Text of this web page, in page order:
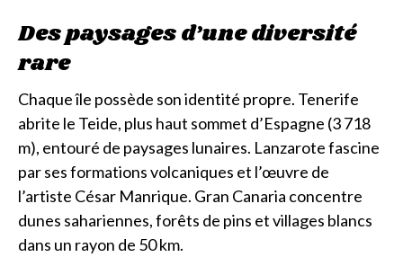
Des paysages d’une diversité
rare
Chaque île possède son identité propre. Tenerife
abrite le Teide, plus haut sommet d’Espagne (3 718
m), entouré de paysages lunaires. Lanzarote fascine
par ses formations volcaniques et l’œuvre de
l’artiste César Manrique. Gran Canaria concentre
dunes sahariennes, forêts de pins et villages blancs
dans un rayon de 50 km.